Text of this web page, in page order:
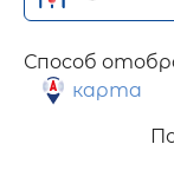
Способ
карта